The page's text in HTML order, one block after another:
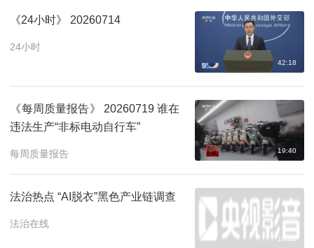
《24小时》 20260714
24小时
42:18
《每周质量报告》 20260719 谁在
违法生产“非标电动自行车”
每周质量报告 19:40
法治热点 “AI脱衣”黑色产业链调查
法治在线
10:23